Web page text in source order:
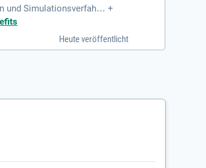
und Simulationsverfahre +
Heute veröffentlicht